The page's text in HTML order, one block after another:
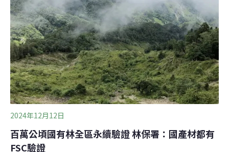
林保署說明兩大區位，一為「具生物棲地及景觀價值」林
地，可能是位在生物多樣性熱區，或是候鳥棲息過境點
等，將提供私有農地造林人每年每公頃10萬元獎勵金，提
供辦理增植樹種、營造複層林及目常管理維護工作；另一
為「具木材生產價值」林地
2024年12月12日
百萬公頃國有林全區永續驗證 林保署：國產材都有
FSC驗證